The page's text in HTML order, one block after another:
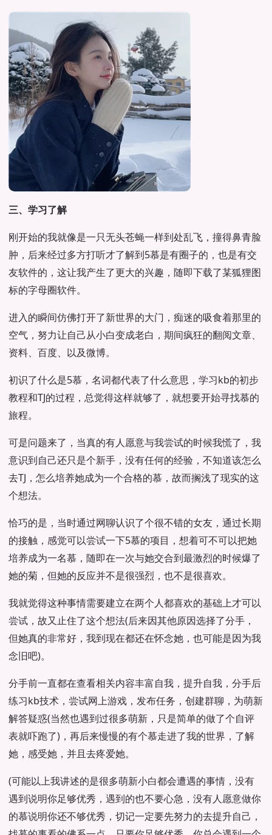
三、学习了解
刚开始的我就像是一只无头苍蝇一样到处乱飞，撞得鼻青脸
肿，后来经过多方打听才了解到5慕是有圈子的，也是有交
友软件的，这让我产生了更大的兴趣，随即下载了某狐狸图
标的字母圈软件。
进入的瞬间仿佛打开了新世界的大门，痴迷的吸食着那里的
空气，努力让自己从小白变成老白，期间疯狂的翻阅文章、
资料、百度、以及微博。
初识了什么是5慕，名词都代表了什么意思，学习kb的初步
教程和TJ的过程，总觉得这样就够了，就想要开始寻找慕的
旅程。
可是问题来了，当真的有人愿意与我尝试的时候我慌了，我
意识到自己还只是个新手，没有任何的经验，不知道该怎么
去TJ，怎么培养她成为一个合格的慕，故而搁浅了现实的这
个想法。
恰巧的是，当时通过网聊认识了个很不错的女友，通过长期
的接触，感觉可以尝试一下5慕的项目，想着可不可以把她
培养成为一名慕，随即在一次与她交合到最激烈的时候爆了
她的菊，但她的反应并不是很强烈，也不是很喜欢。
我就觉得这种事情需要建立在两个人都喜欢的基础上才可以
尝试，故又止住了这个想法(后来因其他原因选择了分手，
但她真的非常好，我到现在都还在怀念她，也可能是因为我
念旧吧)。
分手前一直都在查看相关内容丰富自我，提升自我，分手后
练习kb技术，尝试网上游戏，发布任务，创建群聊，为萌新
解答疑惑(当然也遇到过很多萌新，只是简单的做了个自评
表就吓跑了)，再后来慢慢的有个慕走进了我的世界，了解
她，感受她，并且去疼爱她。
(可能以上我讲述的是很多萌新小白都会遭遇的事情，没有
遇到说明你足够优秀，遇到的也不要心急，没有人愿意做你
的慕说明你还不够优秀，切记一定要先努力的去提升自己，